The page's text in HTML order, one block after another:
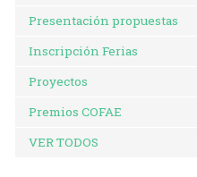
Presentación propuestas
Inscripción Ferias
Proyectos
Premios COFAE
VER TODOS